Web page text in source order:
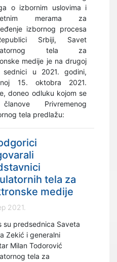
o izbornim uslovima i
merama za
izbornog procesa
Srbiji, Savet
tela za
medije je na drugoj
sednici u 2021. godini,
15. oktobra 2021.
doneo odluku kojom se
Privremenog
tela predlažu:
tela za
medije
2021.
su predsednica Saveta
Zekić i generalni
Milan Todorović
tela za